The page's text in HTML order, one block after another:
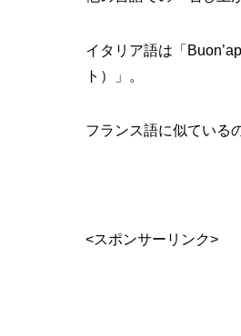
イタリア語は「
ト）」。
フランス語に似ている
<スポンサーリンク>